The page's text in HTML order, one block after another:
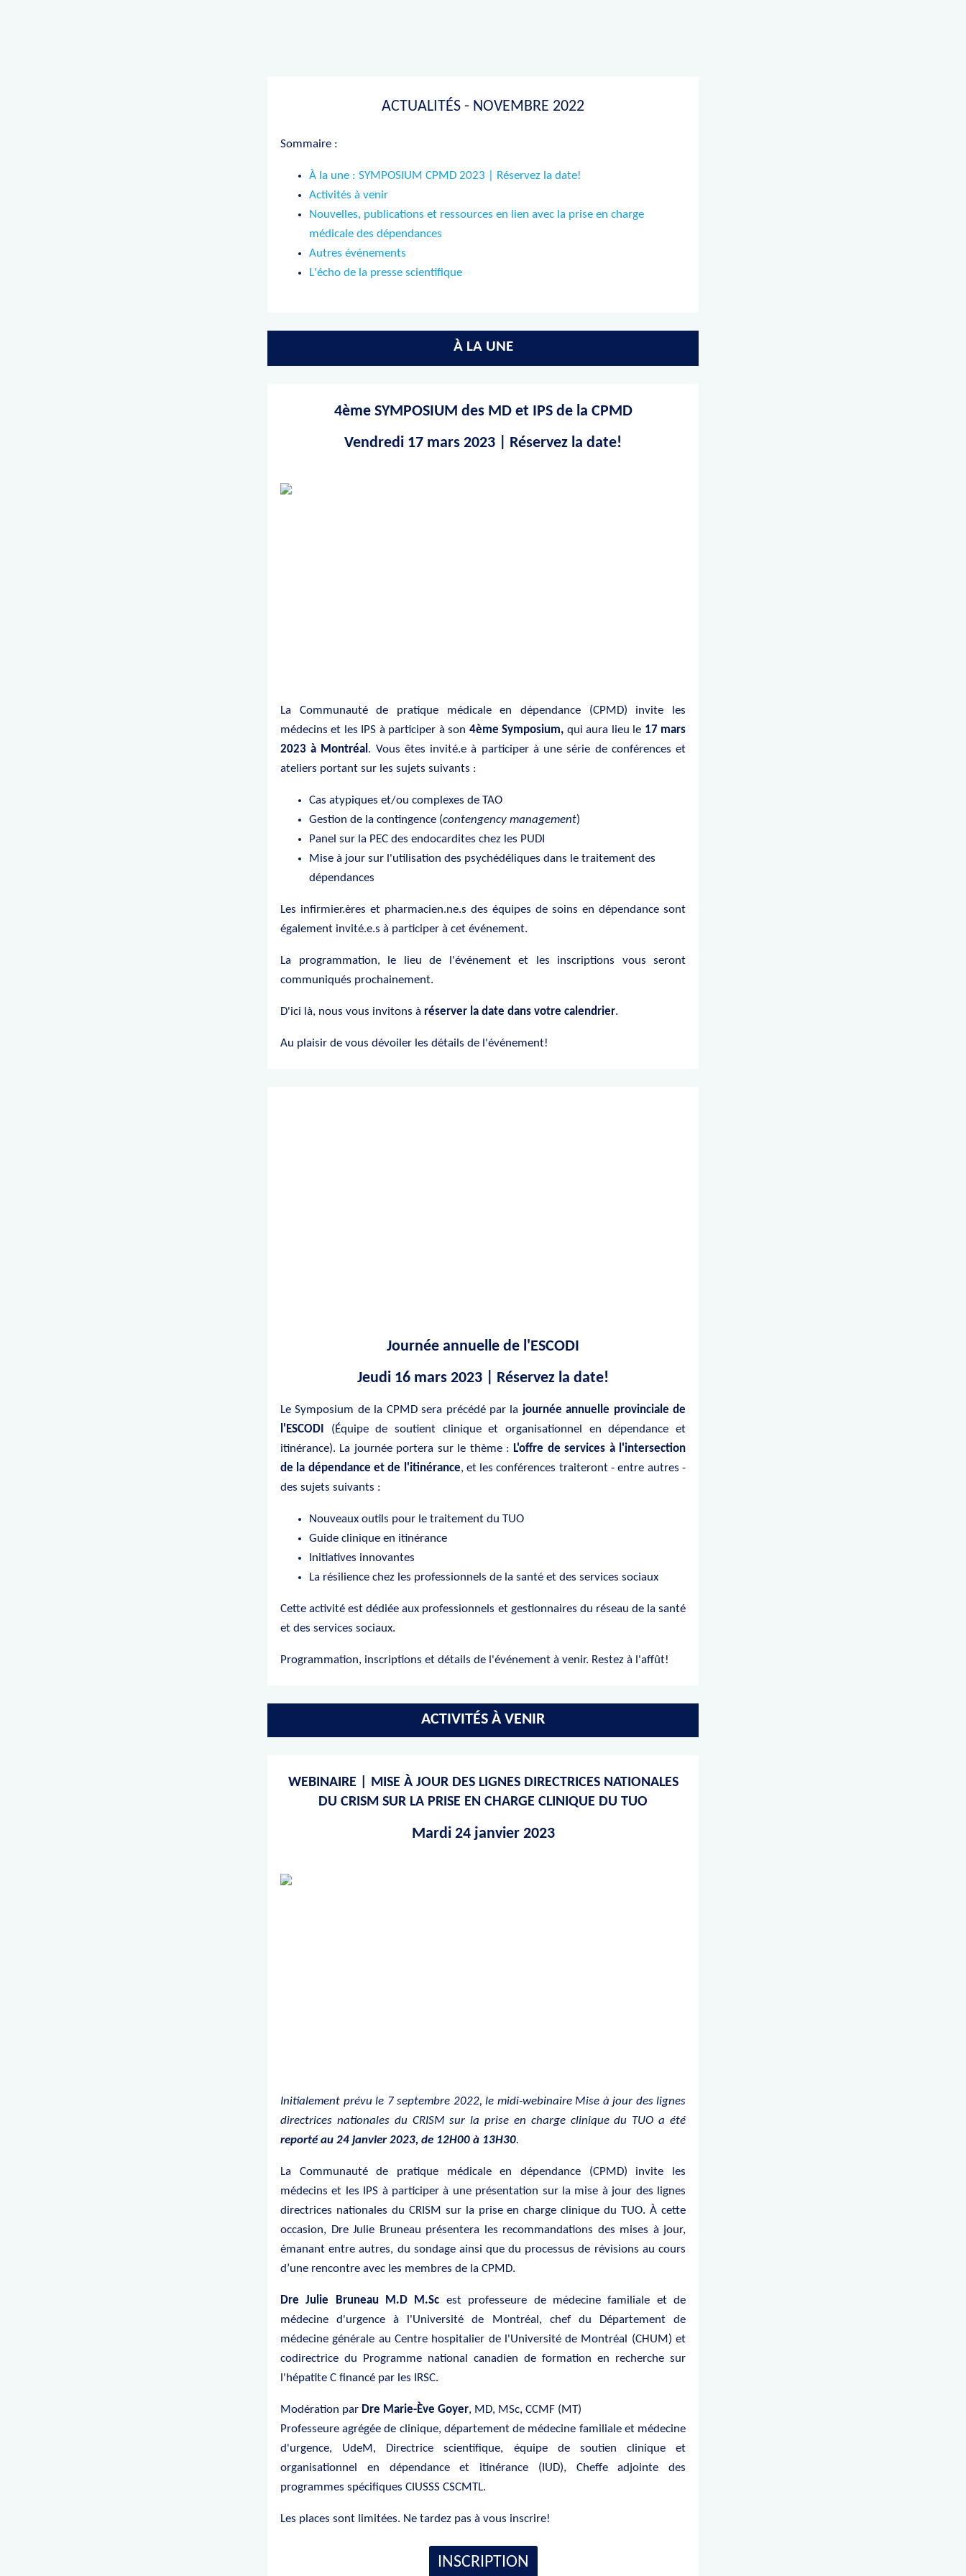
ACTUALITÉS - NOVEMBRE 2022
Sommaire :
À la une : SYMPOSIUM CPM D 2023 | Réservez la date!
Activités à venir
Nouvelles, publications et ressources en lien avec la prise en charge
médicale des dépendances
Autres événements
L'écho de la presse scientifique
À LA UNE
4ème SYMPOSIUM des MD et IPS de la CPMD
Vendredi 17 mars 2023
| Réservez la date!
La Communauté de pratique médicale en dépendance (CPMD) invite les
médecins et les IPS à participer à son 4ème Symposium, qui aura lieu le 17 mars
2023 à Montréal . Vous êtes invité.e à participer à une série de conférences et
ateliers portant sur les sujets suivants :
Cas atypiques et/ou complexes de TAO
Gestion de la contingence (contengency management)
Panel sur la PEC des endocardites chez les PUDI
Mise à jour sur l'utilisation des psychédéliques dans le traitement des
dépendances
Les infirmier.ères et pharmacien.ne.s des équipes de soins en dépendance sont
également invité.e.s à participer à cet événement.
La programmation, le lieu de l'événement et les inscriptions vous seront
communiqués prochainement.
D'ici là, nous vous invitons à réserver la date dans votre calendrier.
Au plaisir de vous dévoiler les détails de l'événement!
Journée annuelle de l'ESCODI
Jeudi 16 mars 2023 | Réservez la date!
Le Symposium de la CPMD sera précédé par la journée annuelle provinciale de
l'ESCODI
(Équipe de soutient clinique et organisationnel en dépendance et
itinérance). La journée portera sur le thème : L'offre de services à l'intersection
de la dépendance et de l'itinérance, et les conférences traiteront - entre autres -
des sujets suivants :
Nouveaux outils pour le traitement du TUO
Guide clinique en itinérance
Initiatives innovantes
La résilience chez les professionnels de la santé et des services sociaux
Cette activité est dédiée aux professionnels et gestionnaires du réseau de la santé
et des services sociaux.
Programmation, inscriptions et détails de l'événement à venir. Restez à l'affût!
ACTIVITÉS À VENIR
WEBINAIRE | MISE À JOUR DES LIGNES DIRECTRICES NATIONALES
DU CRISM SUR LA PRISE EN CHARGE CLINIQUE DU TUO
Mardi 24 janvier 2023
Initialement prévu le 7 septembre 2022, le midi-webinaire Mise à jour des lignes
directrices nationales du CRISM sur la prise en charge clinique du TUO a été
reporté au 24 janvier 2023, de 12H00 à 13H30.
La Communauté de pratique médicale en dépendance (CPMD) invite les
médecins et les IPS à participer à une présentation sur la mise à jour des lignes
directrices nationales du CRISM sur la prise en charge clinique du TUO. À cette
occasion, Dre Julie Bruneau présentera les recommandations des mises à jour,
émanant entre autres, du sondage ainsi que du processus de révisions au cours
d’une rencontre avec les membres de la CPMD.
Dre Julie Bruneau M.D M.Sc est professeure de médecine familiale et de
médecine d'urgence à l'Université de Montréal, chef du Département de
médecine générale au Centre hospitalier de l'Université de Montréal (CHUM) et
codirectrice du Programme national canadien de formation en recherche sur
l'hépatite C financé par les IRSC.
Modération par Dre Marie-Ève Goyer, MD, MSc, CCMF (MT)
Professeure agrégée de clinique, département de médecine familiale et médecine
d'urgence, UdeM, Directrice scientifique, équipe de soutien clinique et
organisationnel en dépendance et itinérance (IUD), Cheffe adjointe des
programmes spécifiques CIUSSS CSCMTL.
Les places sont limitées. Ne tardez pas à vous inscrire!
INSCRIPTION